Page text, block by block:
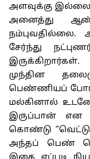
அளவுக்கு
அனைத்து
சேர்ந்து
முந்தின
பெண்ணியப்
மல்கினால்
இருப்பான் என
கொண்டு
அந்தப் பெண்